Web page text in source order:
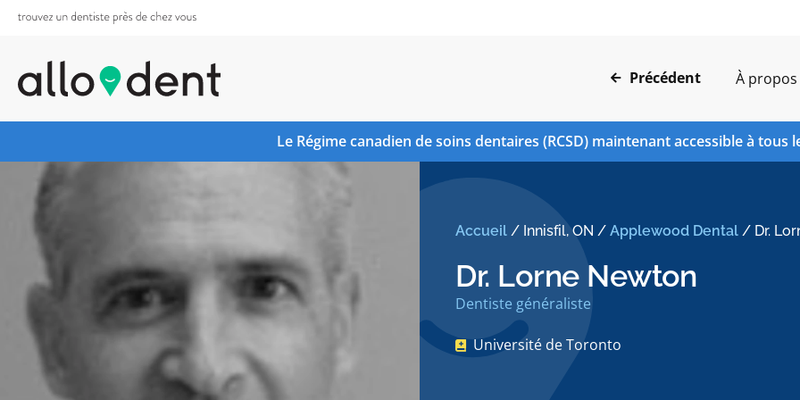
Précédent À propos
Le Régime canadien de soins dentaires (RCSD) maintenant accessible à tous
Accueil/ Innisfil, ON / Applewood Dental/ Dr.
Dr. Lorne Newton
Dentiste généraliste
Université de Toronto